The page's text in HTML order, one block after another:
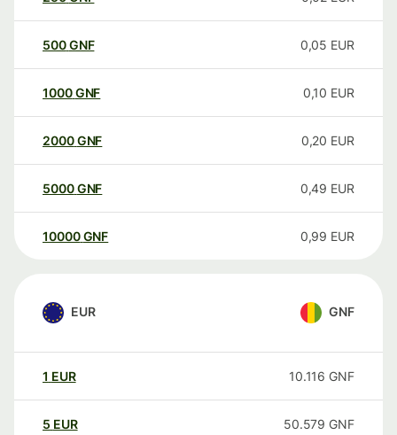
500GNF 0,05 EUR
1000GNF 0,10 EUR
2000GNF 0,20 EUR
5000GNF 0,49 EUR
10000 GNF 0,99 EUR
EUR GNF
1 EUR 10.116 GNF
5 EUR 50.579 GNF